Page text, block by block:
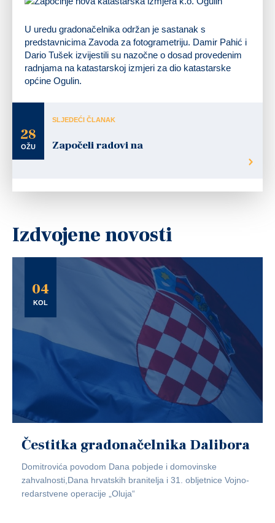
U uredu gradonačelnika održan je sastanak s
predstavnicima Zavoda za fotogrametriju. Damir Pahić i
Dario Tušek izvijestili su nazočne o dosad provedenim
radnjama na katastarskoj izmjeri za dio katastarske
općine Ogulin.
28
OŽU
SLJEDEĆI ČLANAK
Započeli radovi na
Izdvojene novosti
04
KOL
Čestitka gradonačelnika Dalibora
Domitrovića povodom Dana pobjede i domovinske
zahvalnosti,Dana hrvatskih branitelja i 31. obljetnice Vojno-
redarstvene operacije „Oluja“